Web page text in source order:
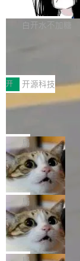
维基百科的替代
热门页面还是低关
erceptor…五六步
本。 Solon 换了个
支持 UPDATE
erg V3
Apache Doris 4.1
半。在已有查询能
常维护操作，并完
白开水不加糖
村国家自主创新示
由中关村智联软件
“智构可信·质创未
式”为主题，直面
的核心质量命题。
工具选型手册》发
nt智能测试系统入
O而言，这提示了
工具升级为企业的
现实 过去两年，
一是如何让大模型
向生产，二是如何
开 开源科技
让非法状态不可
有一种东西，一
eev 管它叫"软件
鲜——代数数据类
（sum type）。但
型系统的学术体操
章从一个简单的
设置，如果用布
ean 表示是否可切
色方案、深色方
合。方案缺了、配
局
Cloudflare 开源
dflare OS
Cloudflare 发布了
S。如果你只看官
个"AI 知识库 + 聊
做，没什么新鲜的
r 上把事情说清楚
re OS，一个带连
局
Deno 团队开源
布式 Durable
Ryan Dahl 领导
目 Celld，一个能